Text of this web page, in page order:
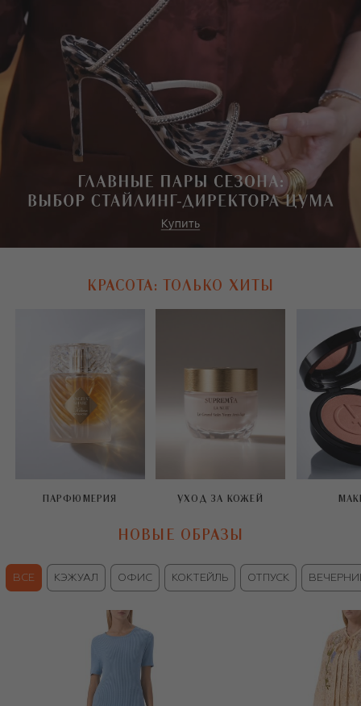
КРАСОТА: ТОЛЬКО ХИТЫ
ПАРФЮМЕРИЯ УХОД ЗА КОЖЕЙ
НОВЫЕ ОБРАЗЫ
ВСЕ КЭЖУАЛ ОФИС КОКТЕЙЛЬ ОТПУСК